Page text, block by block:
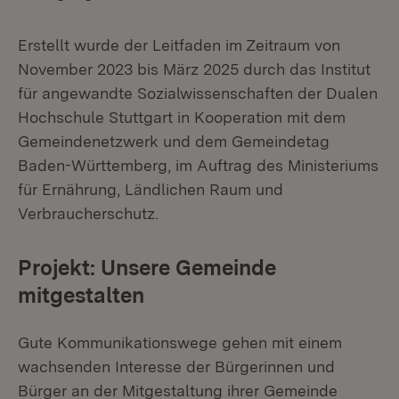
Erstellt wurde der Leitfaden im Zeitraum von
November 2023 bis März 2025 durch das Institut
für angewandte Sozialwissenschaften der Dualen
Hochschule Stuttgart in Kooperation mit dem
Gemeindenetzwerk und dem Gemeindetag
Baden-Württemberg, im Auftrag des Ministeriums
für Ernährung, Ländlichen Raum und
Verbraucherschutz.
Projekt: Unsere Gemeinde
mitgestalten
Gute Kommunikationswege gehen mit einem
wachsenden Interesse der Bürgerinnen und
Bürger an der Mitgestaltung ihrer Gemeinde